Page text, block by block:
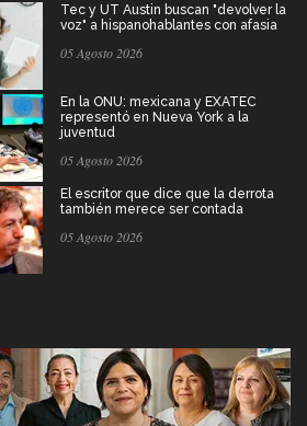
Tec y UT Austin buscan "devolver la
voz" a hispanohablantes con afasia
05 Agosto 2026
En la ONU: mexicana y EXATEC
representó en Nueva York a la
juventud
05 Agosto 2026
El escritor que dice que la derrota
también merece ser contada
05 Agosto 2026